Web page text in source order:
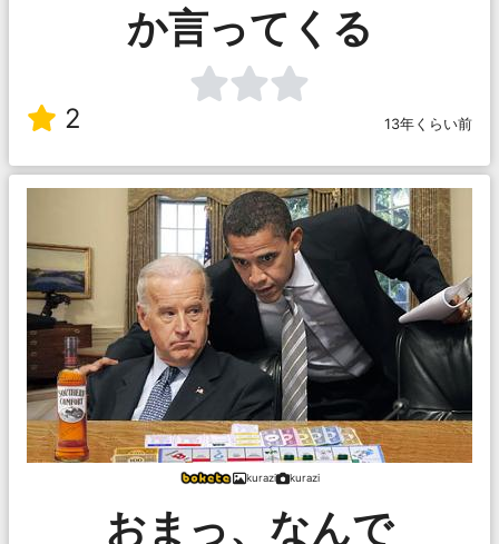
か言ってくる
2 13年くらい前
kurazi kurazi
おまっ、なんで